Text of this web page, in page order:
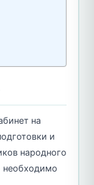
на
и
народного
необходимо